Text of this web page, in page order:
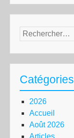
Rechercher :
Catégories
2026
Accueil
Août 2026
Articles